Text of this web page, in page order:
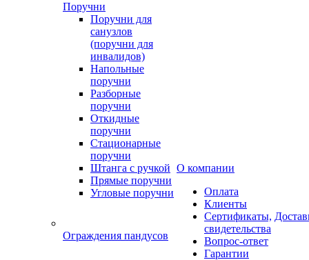
Поручни
Поручни для
санузлов
(поручни для
инвалидов)
Напольные
поручни
Разборные
поручни
Откидные
поручни
Стационарные
поручни
Штанга с ручкой
Прямые поручни
Угловые поручни
Ограждения пандусов
О компании
Оплата
Клиенты
Сертификаты,
свидетельства
Вопрос-ответ
Гарантии